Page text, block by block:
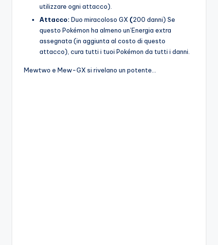
utilizzare ogni attacco).
Attacco: Duo miracoloso GX (200 danni) Se
questo Pokémon ha almeno un’Energia extra
assegnata (in aggiunta al costo di questo
attacco), cura tutti i tuoi Pokémon da tutti i danni.
Mewtwo e Mew-GX si rivelano un potente…